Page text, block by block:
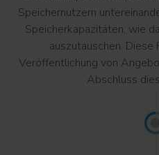
Speichernutzern
Speicherkapazitäten, wie
auszutauschen.
Veröffentlichung von
Abschluss